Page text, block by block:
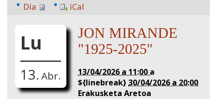
Día
iCal
Lu
13. Abr.
JON MIRANDE
"1925-2025"
13/04/2026 a 11:00 a
${linebreak}30/04/2026 a 20:00
Erakusketa Aretoa